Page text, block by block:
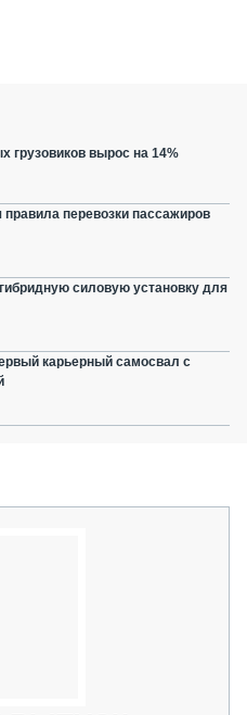
грузовиков вырос на 14%
правила перевозки пассажиров
силовую установку для
карьерный самосвал с